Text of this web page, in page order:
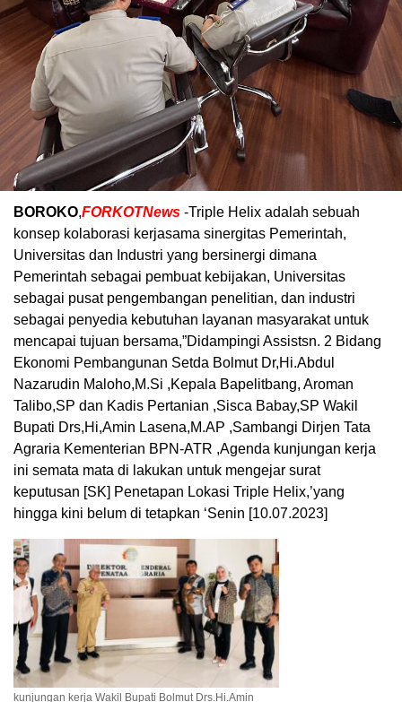
BOROKO,FORKOTNews -Triple Helix adalah sebuah
konsep kolaborasi kerjasama sinergitas Pemerintah,
Universitas dan Industri yang bersinergi dimana
Pemerintah sebagai pembuat kebijakan, Universitas
sebagai pusat pengembangan penelitian, dan industri
sebagai penyedia kebutuhan layanan masyarakat untuk
mencapai tujuan bersama,”Didampingi Assistsn. 2 Bidang
Ekonomi Pembangunan Setda Bolmut Dr,Hi.Abdul
Nazarudin Maloho,M.Si ,Kepala Bapelitbang, Aroman
Talibo,SP dan Kadis Pertanian ,Sisca Babay,SP Wakil
Bupati Drs,Hi,Amin Lasena,M.AP ,Sambangi Dirjen Tata
Agraria Kementerian BPN-ATR ,Agenda kunjungan kerja
ini semata mata di lakukan untuk mengejar surat
keputusan [SK] Penetapan Lokasi Triple Helix,’yang
hingga kini belum di tetapkan ‘Senin [10.07.2023]
kunjungan kerja Wakil Bupati Bolmut Drs.Hi.Amin